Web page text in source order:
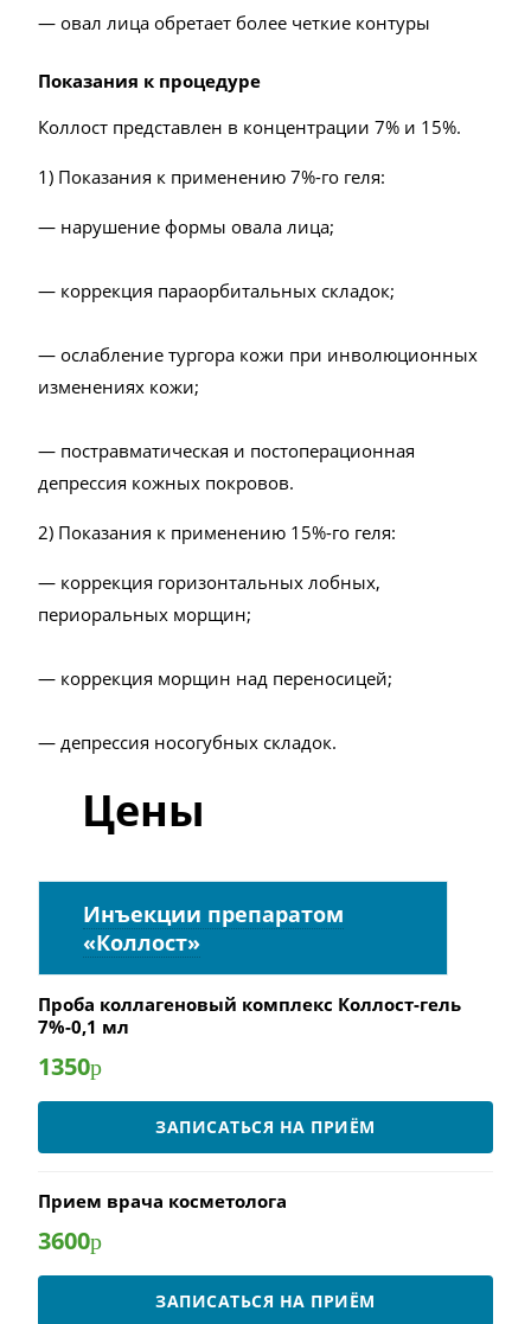
— овал лица обретает более четкие контуры
Показания к процедуре
Коллост представлен в концентрации 7% и 15%.
1) Показания к применению 7%-го геля:
— нарушение формы овала лица;
— коррекция параорбитальных складок;
— ослабление тургора кожи при инволюционных
изменениях кожи;
— постравматическая и постоперационная
депрессия кожных покровов.
2) Показания к применению 15%-го геля:
— коррекция горизонтальных лобных,
периоральных морщин;
— коррекция морщин над переносицей;
— депрессия носогубных складок.
Цены
Инъекции препаратом
«Коллост»
Проба коллагеновый комплекс Коллост-гель
7%-0,1 мл
1350р
ЗАПИСАТЬСЯ НА ПРИЁМ
Прием врача косметолога
3600р
ЗАПИСАТЬСЯ НА ПРИЁМ